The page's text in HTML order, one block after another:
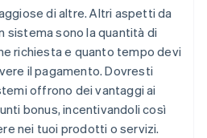
di altre. Altri aspetti da
sistema sono la quantità di
richiesta e quanto tempo devi
il pagamento. Dovresti
offrono dei vantaggi ai
bonus, incentivandoli così
nei tuoi prodotti o servizi.